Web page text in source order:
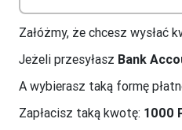
Załóżmy, że chcesz wysłać
Jeżeli przesyłasz Bank
A wybierasz taką formę
Zapłacisz taką kwotę: 1000